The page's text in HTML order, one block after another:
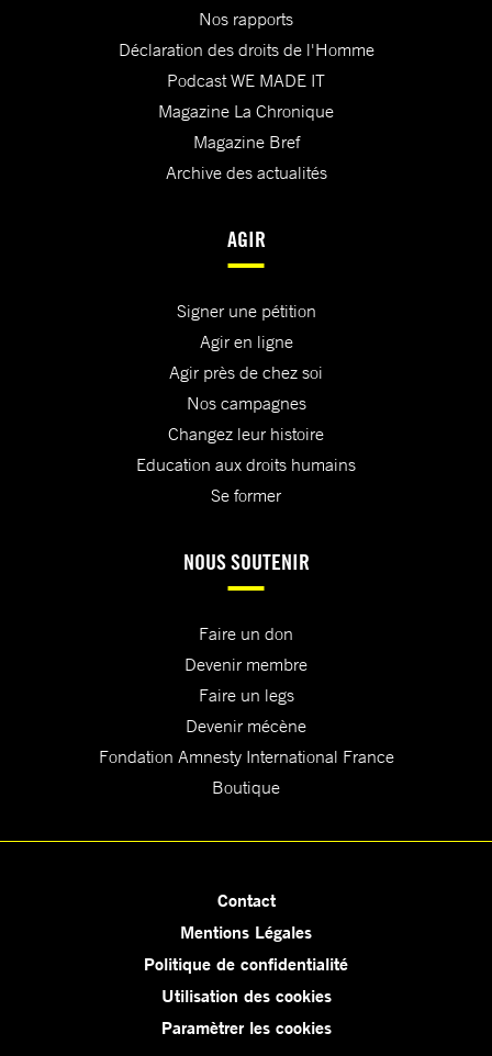
Nos rapports
Déclaration des droits de l'Homme
Podcast WE MADE IT
Magazine La Chronique
Magazine Bref
Archive des actualités
AGIR
Signer une pétition
Agir en ligne
Agir près de chez soi
Nos campagnes
Changez leur histoire
Education aux droits humains
Se former
NOUS SOUTENIR
Faire un don
Devenir membre
Faire un legs
Devenir mécène
Fondation Amnesty International France
Boutique
Contact
Mentions Légales
Politique de confidentialité
Utilisation des cookies
Paramètrer les cookies